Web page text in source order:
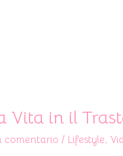
Vita in il
comentario / Lifestyle,